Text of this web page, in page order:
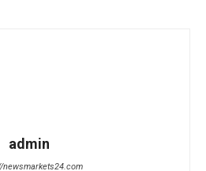
admin
newsmarkets24.com